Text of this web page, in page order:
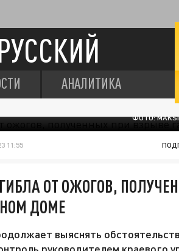
АНАЛИТИКА
ФОТО:
11:55
ОТ ОЖОГОВ,
ДОМЕ
выяснять